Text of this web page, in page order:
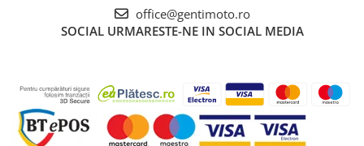
office@gentimoto.ro
SOCIAL URMARESTE-NE IN SOCIAL MEDIA